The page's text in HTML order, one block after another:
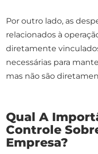
Por outro lado, as
relacionados à
diretamente
necessárias para
mas não são
Qual A
Controle
Empresa?